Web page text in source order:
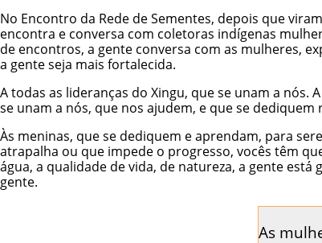
No Encontro da Rede de Sementes, depois que
encontra e conversa com coletoras indígenas
de encontros, a gente conversa com as mulheres,
a gente seja mais fortalecida.
A todas as lideranças do Xingu, que se unam a
se unam a nós, que nos ajudem, e que se
Às meninas, que se dediquem e aprendam, para
atrapalha ou que impede o progresso, vocês têm
água, a qualidade de vida, de natureza, a gente
gente.
As